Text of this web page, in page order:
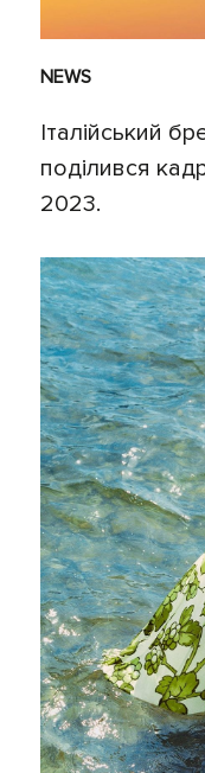
NEWS
Італійський
поділився
2023.